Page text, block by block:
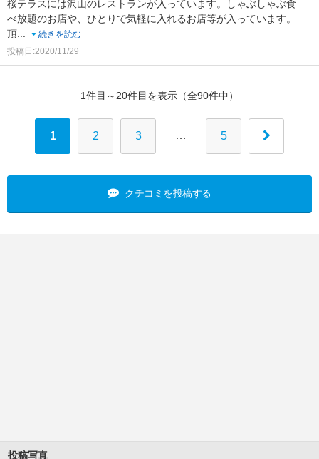
桜テラスには沢山のレストランが入っています。しゃぶしゃぶ食
べ放題のお店や、ひとりで気軽に入れるお店等が入っています。
頂...
続きを読む
投稿日:2020/11/29
1件目～20件目を表示（全90件中）
1 2 3 … 5
クチコミを投稿する
投稿写真